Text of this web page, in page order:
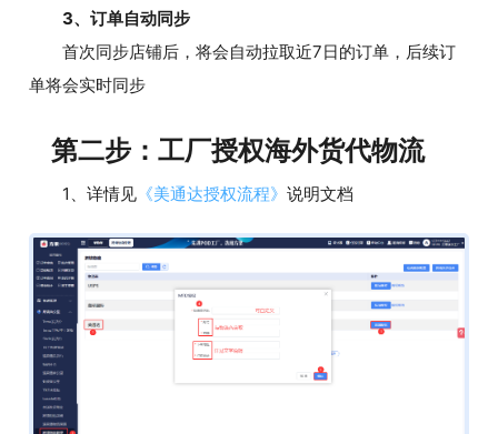
3、订单自动同步
首次同步店铺后，将会自动拉取近7日的订单，后续订
单将会实时同步
第二步：工厂授权海外货代物流
1、详情见 《美通达授权流程》 说明文档